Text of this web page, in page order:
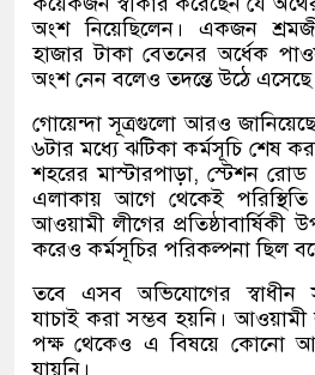
অংশ নিয়েছিলেন। একজন
হাজার টাকা বেতনের অর্ধেক
অংশ নেন বলেও তদন্তে উঠে
গোয়েন্দা সূত্রগুলো আরও
৬টার মধ্যে ঝটিকা কর্মসূচি শেষ
শহরের মাস্টারপাড়া, স্টেশন
এলাকায় আগে থেকেই
আওয়ামী লীগের প্রতিষ্ঠাবার্ষিকী
করেও কর্মসূচির পরিকল্পনা ছিল
তবে এসব অভিযোগের স্বাধীন
যাচাই করা সম্ভব হয়নি। আওয়ামী
পক্ষ থেকেও এ বিষয়ে কোনো
যায়নি।